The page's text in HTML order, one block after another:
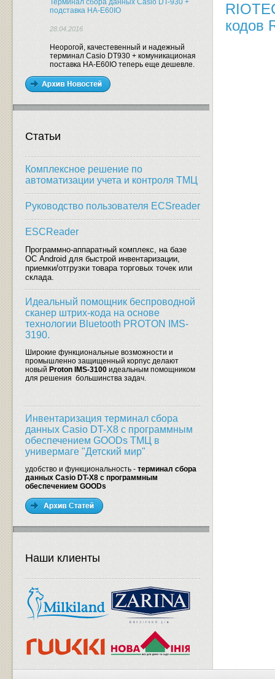
Терминал сбора данных Casio DT-930 +
подставка HA-E60IO
28.04.2016
Неорогой, качестевенный и надежный
терминал Casio DT930 + комуникационая
поставка HA-E60IO теперь еще дешевле.
Статьи
Комплексное решение по
автоматизации учета и контроля ТМЦ
Руководство пользователя ECSreader
ESCReader
Программно-аппаратный комплекс, на базе
ОС Android для быстрой инвентаризации,
приемки/отгрузки товара торговых точек или
склада.
Идеальный помощник беспроводной
сканер штрих-кода на основе
технологии Bluetooth PROTON IMS-
3190.
Широкие функциональные возможности и
промышленно защищенный корпус делают
новый Proton IMS-3100 идеальным помощником
для решения большинства задач.
Инвентаризация терминал сбора
данных Casio DT-X8 с программным
обеспечением GOODs ТМЦ в
универмаге "Детский мир"
удобство и функциональность - терминал сбора
данных Casio DT-X8 с программным
обеспечением GOODs
Наши клиенты
кодов